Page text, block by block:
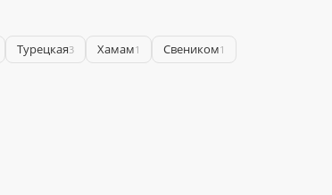
Турецкая3 Хамам1 Свеником1